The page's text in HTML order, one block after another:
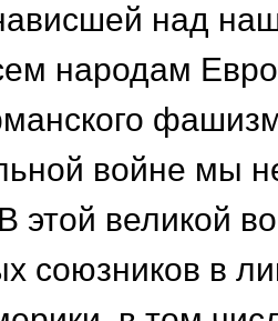
над
народам
войне мы
этой великой
союзников в